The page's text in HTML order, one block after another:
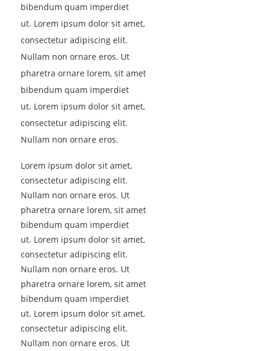
bibendum quam imperdiet
ut. Lorem ipsum dolor sit amet,
consectetur adipiscing elit.
Nullam non ornare eros. Ut
pharetra ornare lorem, sit amet
bibendum quam imperdiet
ut. Lorem ipsum dolor sit amet,
consectetur adipiscing elit.
Nullam non ornare eros.
Lorem ipsum dolor sit amet,
consectetur adipiscing elit.
Nullam non ornare eros. Ut
pharetra ornare lorem, sit amet
bibendum quam imperdiet
ut. Lorem ipsum dolor sit amet,
consectetur adipiscing elit.
Nullam non ornare eros. Ut
pharetra ornare lorem, sit amet
bibendum quam imperdiet
ut. Lorem ipsum dolor sit amet,
consectetur adipiscing elit.
Nullam non ornare eros. Ut